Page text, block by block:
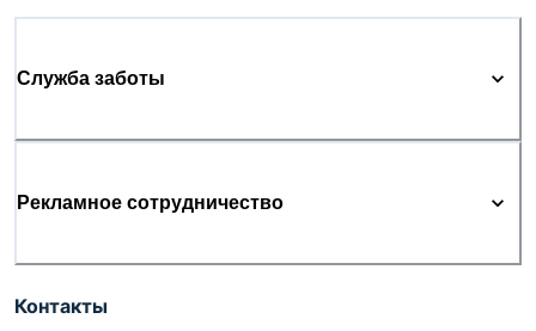
Служба заботы
Рекламное сотрудничество
Контакты